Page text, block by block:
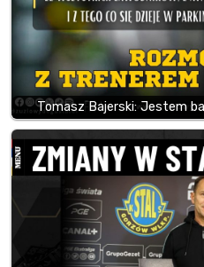
Tomasz Bajerski: Jestem